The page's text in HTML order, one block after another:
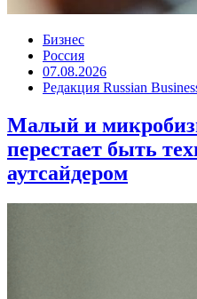
Бизнес
Россия
07.08.2026
Редакция Russian
Малый и
перестает быть
аутсайдером